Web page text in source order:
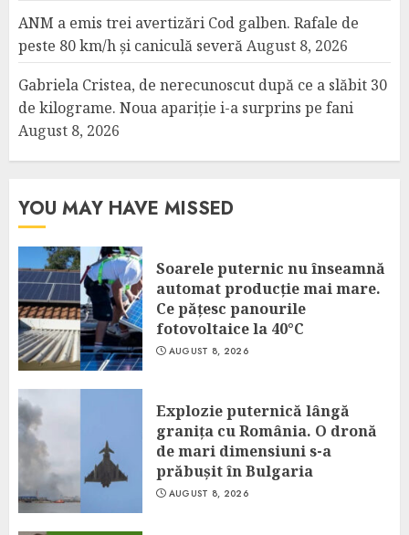
ANM a emis trei avertizări Cod galben. Rafale de
peste 80 km/h și caniculă severăAugust 8, 2026
Gabriela Cristea, de nerecunoscut după ce a slăbit 30
de kilograme. Noua apariție i-a surprins pe fani
August 8, 2026
YOU MAY HAVE MISSED
Soarele puternic nu înseamnă
automat producție mai mare.
Ce pățesc panourile
fotovoltaice la 40°C
AUGUST 8, 2026
Explozie puternică lângă
granița cu România. O dronă
de mari dimensiuni s-a
prăbușit în Bulgaria
AUGUST 8, 2026